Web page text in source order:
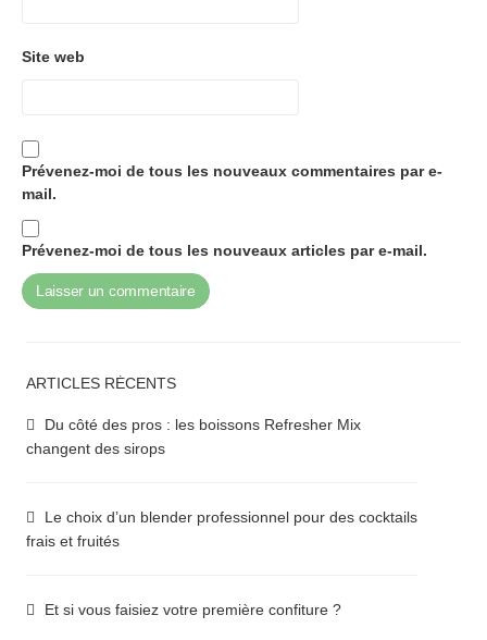
Site web
Prévenez-moi de tous les nouveaux commentaires par e-
mail.
Prévenez-moi de tous les nouveaux articles par e-mail.
ARTICLES RÉCENTS
Du côté des pros : les boissons Refresher Mix
changent des sirops
Le choix d’un blender professionnel pour des cocktails
frais et fruités
Et si vous faisiez votre première confiture ?